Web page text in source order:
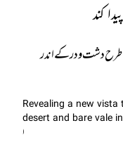
کند
طرح دشت و در کے اندر
Revealing a new
desert and bare vale
ا